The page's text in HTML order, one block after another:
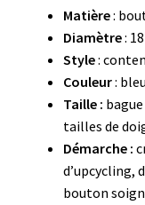
Matière:
Diamètre:
Style:
Couleur:
Taille :
tailles de
Démarche :
d’upcycling,
bouton